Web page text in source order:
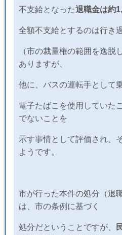
不支給となった退職金は約
全額不支給とするのは行き
（市の裁量権の範囲を逸脱
ありますが、
他に、バスの運転手として
電子たばこを使用していた
でないことを
示す事情として評価され、
ようです。
市が行った本件の処分（退
は、市の条例に基づく
処分だということですが、